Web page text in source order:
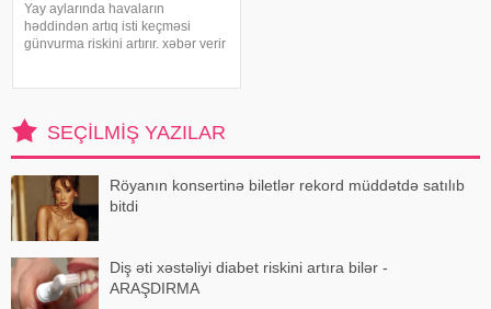
Yay aylarında havaların
həddindən artıq isti keçməsi
günvurma riskini artırır. xəbər verir
Günvurmadan qorunma
SEÇILMIŞ YAZILAR
Röyanın konsertinə biletlər rekord müddətdə satılıb
bitdi
Diş əti xəstəliyi diabet riskini artıra bilər -
ARAŞDIRMA